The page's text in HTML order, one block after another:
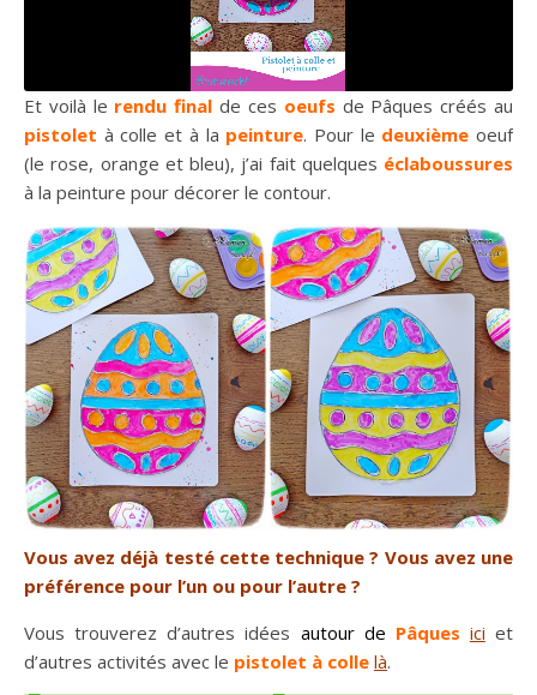
Et voilà le rendu final de ces oeufs de Pâques créés au
pistolet à colle et à la peinture. Pour le deuxième oeuf
(le rose, orange et bleu), j’ai fait quelques éclaboussures
à la peinture pour décorer le contour.
Vous avez déjà testé cette technique ? Vous avez une
préférence pour l’un ou pour l’autre ?
Vous trouverez d’autres idées autour de Pâques ici et
d’autres activités avec le pistolet à colle là.